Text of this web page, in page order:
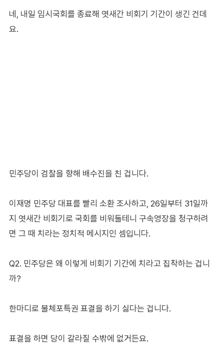
네, 내일 임시국회를 종료해 엿새간 비회기 기간이 생긴 건데
요.
민주당이 검찰을 향해 배수진을 친 겁니다.
이재명 민주당 대표를 빨리 소환 조사하고, 26일부터 31일까
지 엿새간 비회기로 국회를 비워둘테니 구속영장을 청구하려
면 그 때 치라는 정치적 메시지인 셈입니다.
Q2. 민주당은 왜 이렇게 비회기 기간에 치라고 집착하는 겁니
까?
한마디로 불체포특권 표결을 하기 싫다는 겁니다.
표결을 하면 당이 갈라질 수밖에 없거든요.